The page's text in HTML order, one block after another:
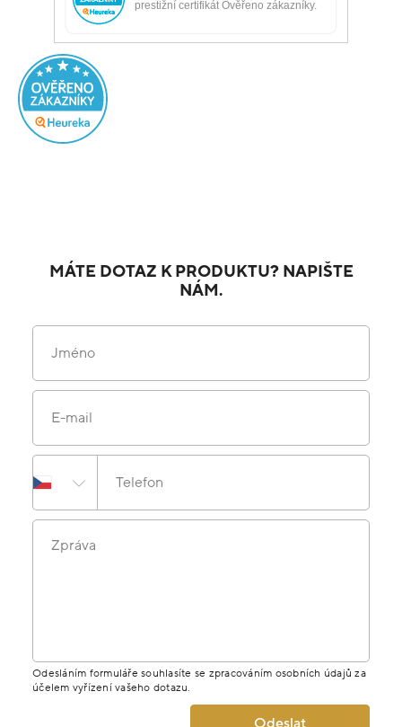
MÁTE DOTAZ K PRODUKTU? NAPIŠTE
NÁM.
Jméno
E-mail
Telefon
Zpráva
Odesláním formuláře souhlasíte se zpracováním osobních údajů za
účelem vyřízení vašeho dotazu.
Odeslat